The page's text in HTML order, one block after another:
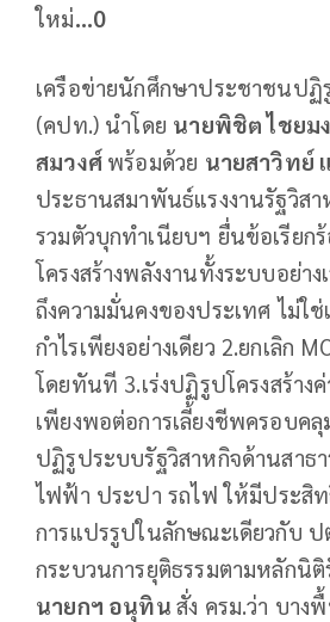
ใหม่...0
เครือข่ายนักศึกษาประชาชนปฏิ
(คปท.) นำโดย นายพิชิต ไชยม
สมวงศ์ พร้อมด้วย นายสาวิทย์
ประธานสมาพันธ์แรงงานรัฐวิส
รวมตัวบุกทำเนียบฯ ยื่นข้อเรียก
โครงสร้างพลังงานทั้งระบบอย่าง
ถึงความมั่นคงของประเทศ ไม่ใ
กำไรเพียงอย่างเดียว 2.ยกเลิก
โดยทันที 3.เร่งปฏิรูปโครงสร้างค่
เพียงพอต่อการเลี้ยงชีพครอบคลุ
ปฏิรูประบบรัฐวิสาหกิจด้านสาธ
ไฟฟ้า ประปา รถไฟ ให้มีประสิ
การแปรรูปในลักษณะเดียวกับ ป
กระบวนการยุติธรรมตามหลักนิ
นายกฯ อนุทิน สั่ง ครม.ว่า บาง